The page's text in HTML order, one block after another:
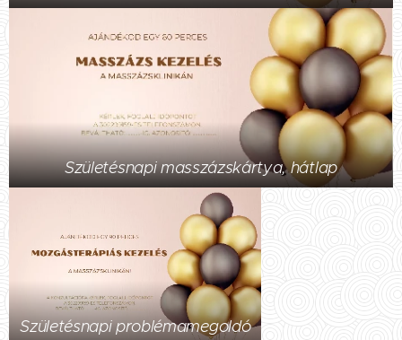
Születésnapi masszázskártya, hátlap
Születésnapi problémamegoldó